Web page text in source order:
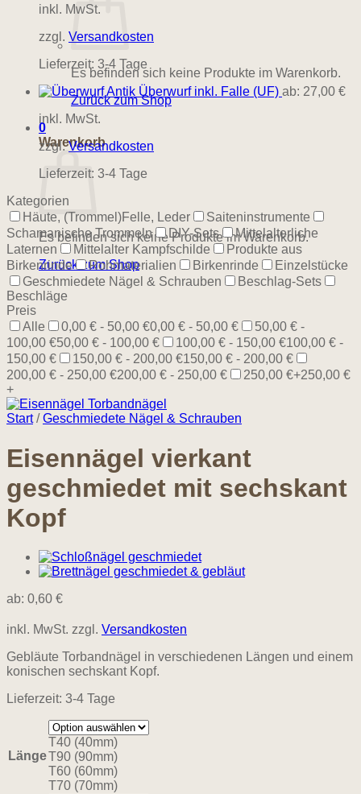
Es befinden sich keine Produkte im Warenkorb.
Zurück zum Shop
0
Warenkorb
Es befinden sich keine Produkte im Warenkorb.
Zurück zum Shop
inkl. MwSt.
zzgl. Versandkosten
Lieferzeit: 3-4 Tage
Überwurf inkl. Falle (UF) ab: 27,00 €
inkl. MwSt.
zzgl.Versandkosten
Lieferzeit: 3-4 Tage
Kategorien
Häute, (Trommel)Felle, Leder
Saiteninstrumente
Schamanische Trommeln
DIY-Sets
Mittelalterliche
Laternen
Mittelalter Kampfschilde
Produkte aus
Birkenrinde
Rohmaterialien Birkenrinde
Einzelstücke
Geschmiedete Nägel & Schrauben
Beschlag-Sets
Beschläge
Preis
Alle
0,00 € - 50,00 €0,00 € - 50,00 €
50,00 € -
100,00 €50,00 € - 100,00 € 100,00 € - 150,00 €100,00 € -
150,00 €
150,00 € - 200,00 €150,00 € - 200,00 €
200,00 € - 250,00 €200,00 € - 250,00 € 250,00 €+250,00 €
+
Start / Geschmiedete Nägel & Schrauben
Eisennägel vierkant
geschmiedet mit sechskant
Kopf
ab: 0,60 €
inkl. MwSt. zzgl. Versandkosten
Gebläute Torbandnägel in verschiedenen Längen und einem
konischen sechskant Kopf.
Lieferzeit: 3-4 Tage
Länge
T40 (40mm)
T90 (90mm)
T60 (60mm)
T70 (70mm)